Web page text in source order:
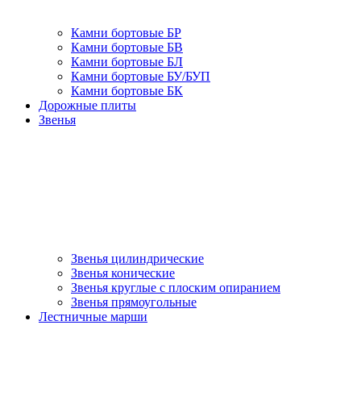
Камни бортовые БР
Камни бортовые БВ
Камни бортовые БЛ
Камни бортовые БУ/БУП
Камни бортовые БК
Дорожные плиты
Звенья
Звенья цилиндрические
Звенья конические
Звенья круглые с плоским опиранием
Звенья прямоугольные
Лестничные марши